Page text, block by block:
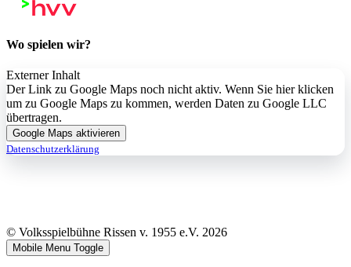
Wo spielen wir?
Externer Inhalt
Der Link zu Google Maps noch nicht aktiv. Wenn Sie hier klicken
um zu Google Maps zu kommen, werden Daten zu Google LLC
übertragen.
Google Maps aktivieren
Datenschutzerklärung
© Volksspielbühne Rissen v. 1955 e.V. 2026
Mobile Menu Toggle